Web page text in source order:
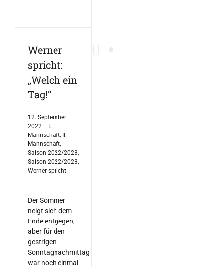
Werner
spricht:
„Welch ein
Tag!“
12. September
2022
I.
Mannschaft,
II.
Mannschaft,
Saison 2022/2023,
Saison 2022/2023,
Werner spricht
Der Sommer
neigt sich dem
Ende entgegen,
aber für den
gestrigen
Sonntagnachmittag
war noch einmal